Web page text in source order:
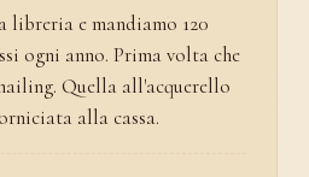
libreria e mandiamo 120
ogni anno. Prima volta che
Quella all'acquerello
alla cassa.